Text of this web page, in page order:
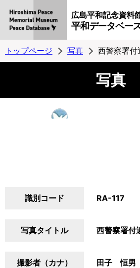
広島平和記念資料
平和データベー
トップページ 写真 西警察署付
写真
識別コード RA-117
写真タイトル 西警察署付
撮影者（カナ） 田子 恒男